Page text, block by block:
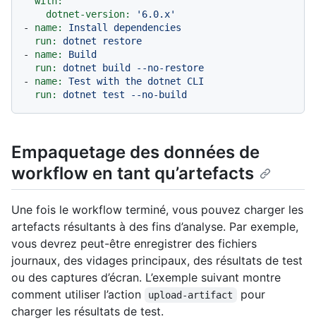
dotnet-version:
'6.0.x'
-
name: Install
dependencies
run:
dotnet
restore
-
name:
Build
run:
dotnet build
--no-restore
-
name: Test with the dotnet
CLI
run:
dotnet test --no-build
Empaquetage des données de
workflow en tant qu’artefacts
Une fois le workflow terminé, vous pouvez charger les
artefacts résultants à des fins d’analyse. Par exemple,
vous devrez peut-être enregistrer des fichiers
journaux, des vidages principaux, des résultats de test
ou des captures d’écran. L’exemple suivant montre
comment utiliser l’action
upload-artifact
pour
charger les résultats de test.